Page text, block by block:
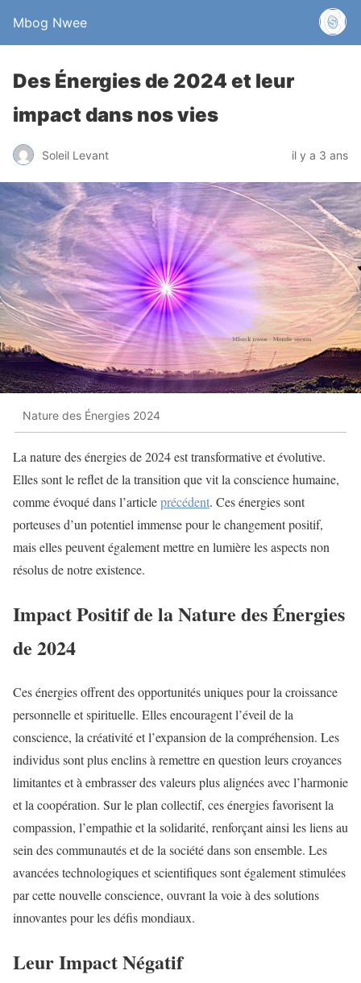
Mbog Nwee
Des Énergies de 2024 et leur
impact dans nos vies
Soleil Levant il y a 3 ans
Nature des Énergies 2024
La nature des énergies de 2024 est transformative et évolutive.
Elles sont le reflet de la transition que vit la conscience humaine,
comme évoqué dans l’articleprécédent. Ces énergies sont
porteuses d’un potentiel immense pour le changement positif,
mais elles peuvent également mettre en lumière les aspects non
résolus de notre existence.
Impact Positif de la Nature des Énergies
de 2024
Ces énergies offrent des opportunités uniques pour la croissance
personnelle et spirituelle. Elles encouragent l’éveil de la
conscience, la créativité et l’expansion de la compréhension. Les
individus sont plus enclins à remettre en question leurs croyances
limitantes et à embrasser des valeurs plus alignées avec l’harmonie
et la coopération. Sur le plan collectif, ces énergies favorisent la
compassion, l’empathie et la solidarité, renforçant ainsi les liens au
sein des communautés et de la société dans son ensemble. Les
avancées technologiques et scientifiques sont également stimulées
par cette nouvelle conscience, ouvrant la voie à des solutions
innovantes pour les défis mondiaux.
Leur Impact Négatif